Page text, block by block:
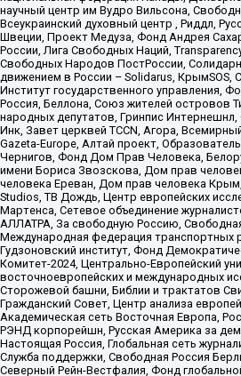
научный центр им Вудро Вильсона,
Всеукраинский духовный центр , Риддл,
Швеции, Проект Медуза, Фонд Андрея
России, Лига Свободных Наций,
Свободных Народов ПостРоссии,
движением в России – Solidarus, КрымSOS,
Институт государственного управления,
Россия, Беллона, Союз жителей островов
народных депутатов, Гринпис
Инк, Завет церквей TCCN, Агора,
Gazeta-Europe, Алтай проект,
Чернигов, Фонд Дом Прав Человека,
имени Бориса Звозскова, Дом прав
человека Ереван, Дом прав человека
Studios, ТВ Дождь, Центр европейских
Мартенса, Сетевое объединение
АЛЛАТРА, За свободную Россию, Свободная
Международная федерация транспортных
Гудзоновский институт, Фонд
Комитет-2024, Центрально-Европейский
восточноевропейских и международных
Сторожевой башни, Библии и трактатов
Гражданский Совет, Центр анализа
Академическая сеть Восточная Европа,
РЭНД корпорейшн, Русская Америка за
Настоящая Россия, Глобальная сеть
Служба поддержки, Свободная Россия
Северный Рейн-Вестфалия, Фонд